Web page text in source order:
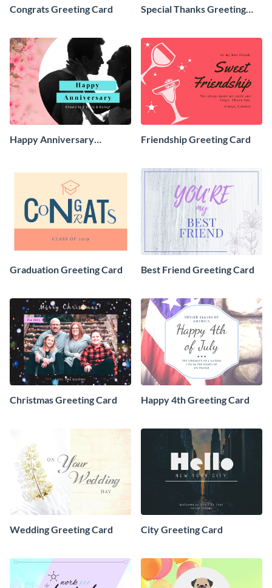
Congrats Greeting Card
Special Thanks Greeting
Happy Anniversary
Friendship Greeting Card
Graduation Greeting Card Best Friend Greeting Card
Christmas Greeting Card Happy 4th Greeting Card
Wedding Greeting Card City Greeting Card